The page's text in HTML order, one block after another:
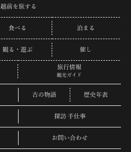
越前を旅する
食べる 泊まる
観る・遊ぶ 催し
旅行情報
観光ガイド
古の物語 歴史年表
探訪 手仕事
お問い合わせ